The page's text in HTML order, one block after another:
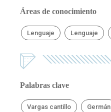
Áreas de conocimiento
Lenguaje Lenguaje
Palabras clave
Vargas cantillo Germán